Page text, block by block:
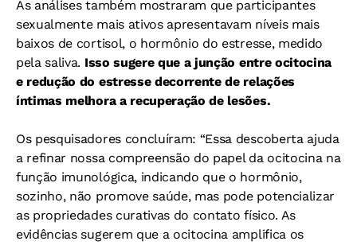
As análises também mostraram que participantes
sexualmente mais ativos apresentavam níveis mais
baixos de cortisol, o hormônio do estresse, medido
pela saliva. Isso sugere que a junção entre ocitocina
e redução do estresse decorrente de relações
íntimas melhora a recuperação de lesões.
Os pesquisadores concluíram: “Essa descoberta ajuda
a refinar nossa compreensão do papel da ocitocina na
função imunológica, indicando que o hormônio,
sozinho, não promove saúde, mas pode potencializar
as propriedades curativas do contato físico. As
evidências sugerem que a ocitocina amplifica os